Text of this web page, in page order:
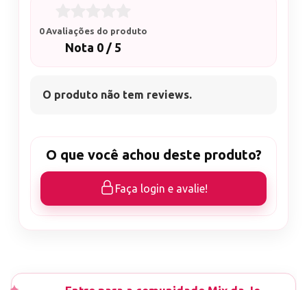
0 Avaliações do produto
Nota 0 / 5
O produto não tem reviews.
O que você achou deste produto?
Faça login e avalie!